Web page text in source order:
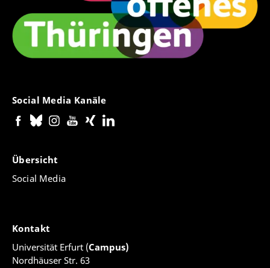
Social Media Kanäle
Übersicht
Social Media
Kontakt
Universität Erfurt (Campus)
Nordhäuser Str. 63